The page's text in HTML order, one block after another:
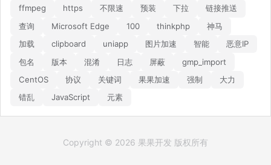
ffmpeg
https 不限速 预装 下拉
链接推送
查询
Microsoft Edge 100 thinkphp
神马
加载
clipboard uniapp 图片加速 智能
恶意IP
包名
版本 混淆 日志 屏蔽
gmp_import
CentOS
协议 关键词 果果加速 强制
大力
错乱
JavaScript 元素
Copyright © 2026 果果开发 版权所有